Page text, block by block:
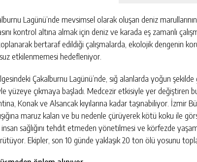
Lagünü’nde mevsimsel olarak oluşan deniz
kontrol altına almak için deniz ve karada eş zamanlı
bertaraf edildiği çalışmalarda, ekolojik dengenin
etkilenmemesi hedefleniyor.
Çakalburnu Lagünü’nde, sığ alanlarda yoğun
yüzeye çıkmaya başladı. Medcezir etkisiyle yer değiştiren
Konak ve Alsancak kıyılarına kadar taşınabiliyor. İzmir
maruz kalan ve bu nedenle çürüyerek kötü koku ile
sağlığını tehdit etmeden yönetilmesi ve körfezde
Ekipler, son 10 günde yaklaşık 20 ton ölü yosunu